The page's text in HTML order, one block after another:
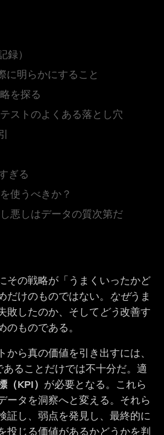
その戦略が「うまくいったかど
だけのものではない。 なぜうま
敗したのか、そして どう改善す
ものである。
から真の価値を引き出すには、
ることだけでは不十分だ。適
KPI） が必要となる。これら
ータを洞察へと変える。それら
証し、弱点を発見し、最終的に
投じる価値があるかどうかを判
録）
に明らかにすること
を探る
ストのよくある落とし穴
ぎる
使うべきか？
悪しはデータの質次第だ